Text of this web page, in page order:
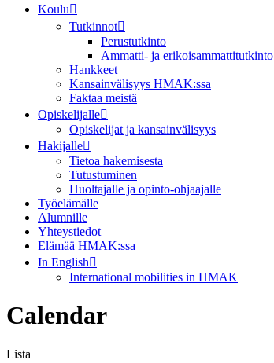
Koulu
Tutkinnot
Perustutkinto
Ammatti- ja erikoisammattitutkinto
Hankkeet
Kansainvälisyys HMAK:ssa
Faktaa meistä
Opiskelijalle
Opiskelijat ja kansainvälisyys
Hakijalle
Tietoa hakemisesta
Tutustuminen
Huoltajalle ja opinto-ohjaajalle
Työelämälle
Alumnille
Yhteystiedot
Elämää HMAK:ssa
In English
International mobilities in HMAK
Calendar
Lista